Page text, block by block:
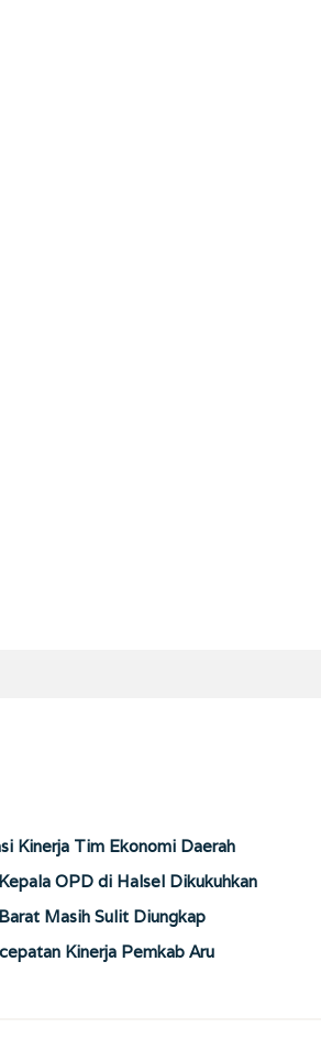
Kinerja Tim Ekonomi Daerah
OPD di Halsel Dikukuhkan
Masih Sulit Diungkap
Kinerja Pemkab Aru